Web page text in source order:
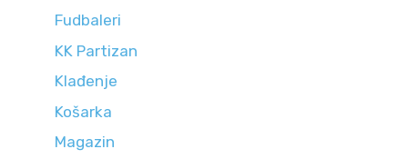
Fudbaleri
KK Partizan
Klađenje
Košarka
Magazin